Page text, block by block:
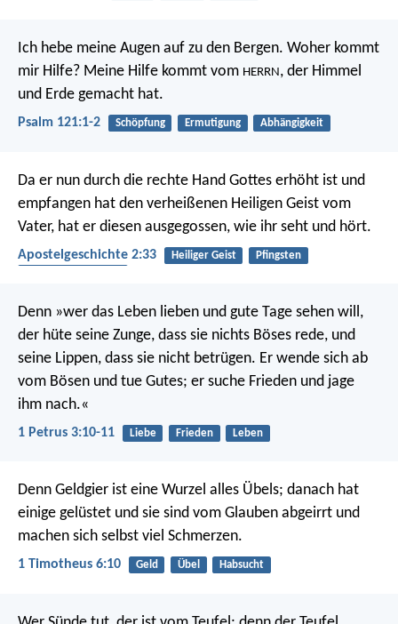
Ich hebe meine Augen auf zu den Bergen. Woher kommt
mir Hilfe? Meine Hilfe kommt vom HERRN, der Himmel
und Erde gemacht hat.
Psalm 121:1-2 Schöpfung Ermutigung Abhängigkeit
Da er nun durch die rechte Hand Gottes erhöht ist und
empfangen hat den verheißenen Heiligen Geist vom
Vater, hat er diesen ausgegossen, wie ihr seht und hört.
Apostelgeschichte 2:33 Heiliger Geist
Pfingsten
Denn »wer das Leben lieben und gute Tage sehen will,
der hüte seine Zunge, dass sie nichts Böses rede, und
seine Lippen, dass sie nicht betrügen. Er wende sich ab
vom Bösen und tue Gutes; er suche Frieden und jage
ihm nach.«
1 Petrus 3:10-11 Liebe Frieden Leben
Denn Geldgier ist eine Wurzel alles Übels; danach hat
einige gelüstet und sie sind vom Glauben abgeirrt und
machen sich selbst viel Schmerzen.
1 Timotheus 6:10 Geld Übel Habsucht